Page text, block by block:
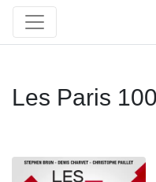
Les Paris